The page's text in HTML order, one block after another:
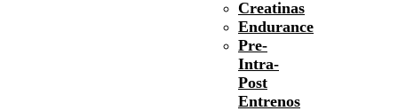
Creatinas
Endurance
Pre-
Intra-
Post
Entrenos